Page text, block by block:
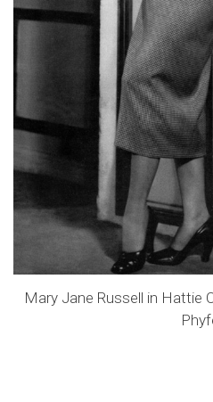
Mary Jane Russell in Hattie